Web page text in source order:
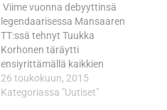
Viime vuonna debyyttinsä
legendaarisessa Mansaaren
TT:ssä tehnyt Tuukka
Korhonen täräytti
ensiyrittämällä kaikkien
aikojen suomalaissijoituksen
ollen lightweight-luokan
26 toukokuun, 2015
Kategoriassa "Uutiset"